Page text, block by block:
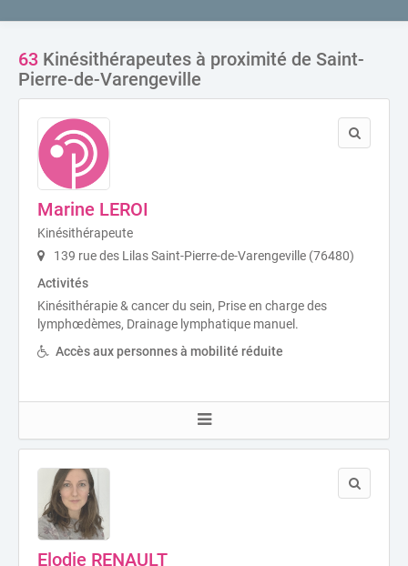
63 Kinésithérapeutes à proximité de Saint-
Pierre-de-Varengeville
Marine LEROI
Kinésithérapeute
139 rue des Lilas Saint-Pierre-de-Varengeville (76480)
Activités
Kinésithérapie & cancer du sein, Prise en charge des
lymphœdèmes, Drainage lymphatique manuel.
Accès aux personnes à mobilité réduite
Elodie RENAULT